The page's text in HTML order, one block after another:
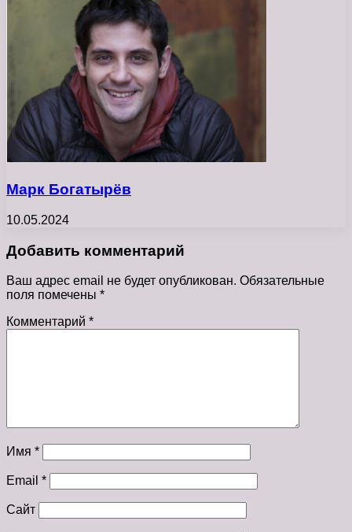
Марк Богатырёв
10.05.2024
Добавить комментарий
Ваш адрес email не будет опубликован. Обязательные
поля помечены *
Комментарий *
Имя *
Email *
Сайт